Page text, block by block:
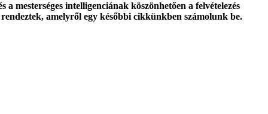
mesterséges intelligenciának köszönhetően a felvételezés
rendeztek, amelyről egy későbbi cikkünkben számolunk be.